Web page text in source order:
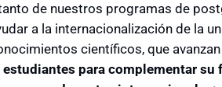
de nuestros programas de
a la internacionalización de la
científicos, que
para complementar su